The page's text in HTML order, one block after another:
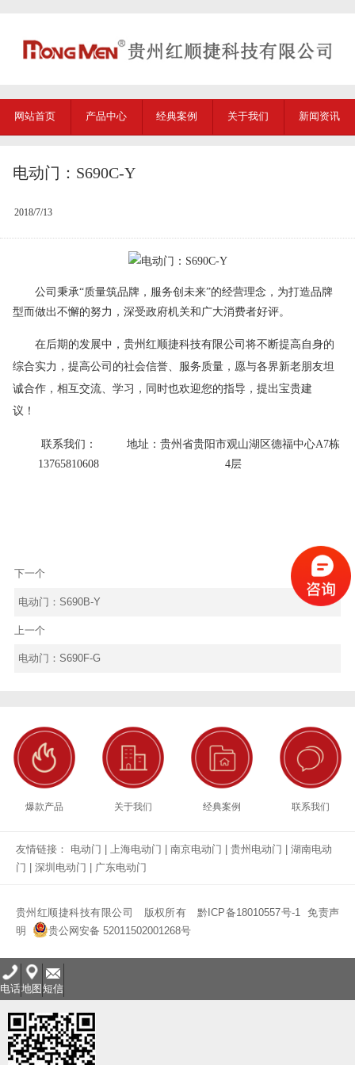
网站首页 产品中心 经典案例 关于我们 新闻资讯
电动门：S690C-Y
2018/7/13
公司秉承“质量筑品牌，服务创未来”的经营理念，为打造品牌
型而做出不懈的努力，深受政府机关和广大消费者好评。
在后期的发展中， 贵州红顺捷科技有限公司 将不断提高自身的
综合实力，提高公司的社会信誉、服务质量，愿与各界新老朋友坦
诚合作，相互交流、学习，同时也欢迎您的指导，提出宝贵建
议！
联系我们 ：
13765810608
地址 ： 贵州省贵阳市观山湖区德福中心A7栋
4层
下一个
电动门：S690B-Y
上一个
电动门：S690F-G
爆款产品 关于我们 经典案例 联系我们
友情链接： 电动门 | 上海电动门 | 南京电动门 | 贵州电动门 | 湖南电动
门 | 深圳电动门 | 广东电动门
贵州红顺捷科技有限公司 版权所有 黔ICP备18010557号-1
免责声
明
贵公网安备 52011502001268号
电话地图短信